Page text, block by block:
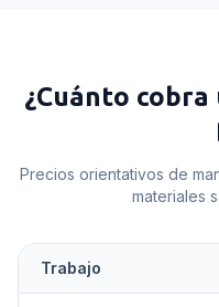
¿Cuánto cobra
Precios orientativos de
materiales
Trabajo